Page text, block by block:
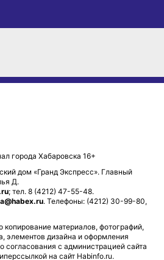
города Хабаровска 16+
дом «Гранд Экспресс». Главный
Д.
; тел. 8 (4212) 47-55-48.
. Телефоны: (4212) 30-99-80,
материалов, фотографий,
элементов дизайна и оформления
согласования с администрацией сайта
на сайт Habinfo.ru.